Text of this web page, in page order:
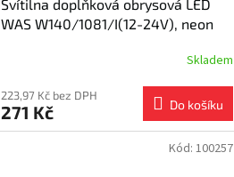
Svítilna doplňková obrysová LED
WAS W140/1081/I(12-24V), neon
Skladem
223,97 Kč bez DPH
271 Kč Do košíku
Kód: 100257